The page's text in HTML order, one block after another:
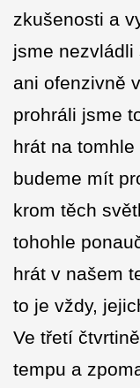
zkušenosti a
jsme
ani ofenzivně
prohráli jsme
hrát na
budeme mít
krom těch
tohohle
hrát v našem
to je vždy,
Ve třetí
tempu a